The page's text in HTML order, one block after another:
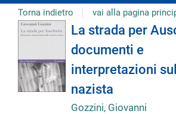
Torna indietro vai alla pagina
Dettaglio
del
documento
La strada per
documenti e
interpretazioni
nazista
Gozzini, Giovanni